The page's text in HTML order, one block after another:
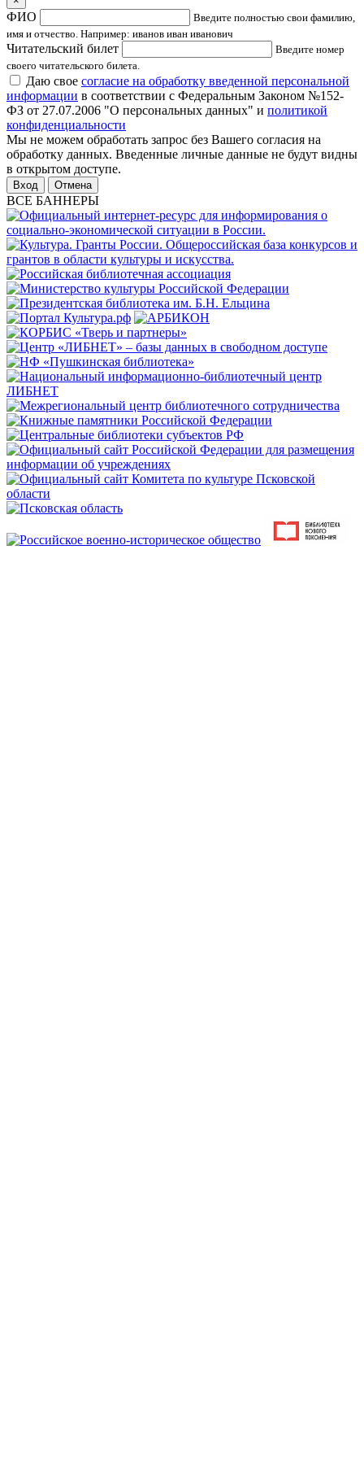
ФИО
Введите полностью свои фамилию,
имя и отчество. Например: иванов иван иванович
Читательский билет
Введите номер
своего читательского билета.
Даю свое согласие на обработку введенной персональной
информации в соответствии с Федеральным Законом №152-
ФЗ от 27.07.2006 "О персональных данных" и политикой
конфиденциальности
Мы не можем обработать запрос без Вашего согласия на
обработку данных. Введенные личные данные не будут видны
в открытом доступе.
Отмена
ВСЕ БАННЕРЫ